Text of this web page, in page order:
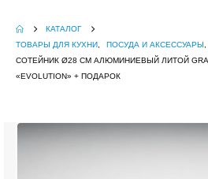
КАТАЛОГ
ТОВАРЫ ДЛЯ КУХНИ
ПОСУДА И АКСЕССУАРЫ
СОТЕЙНИК Ø28 СМ АЛЮМИНИЕВЫЙ ЛИТОЙ
«EVOLUTION» + ПОДАРОК